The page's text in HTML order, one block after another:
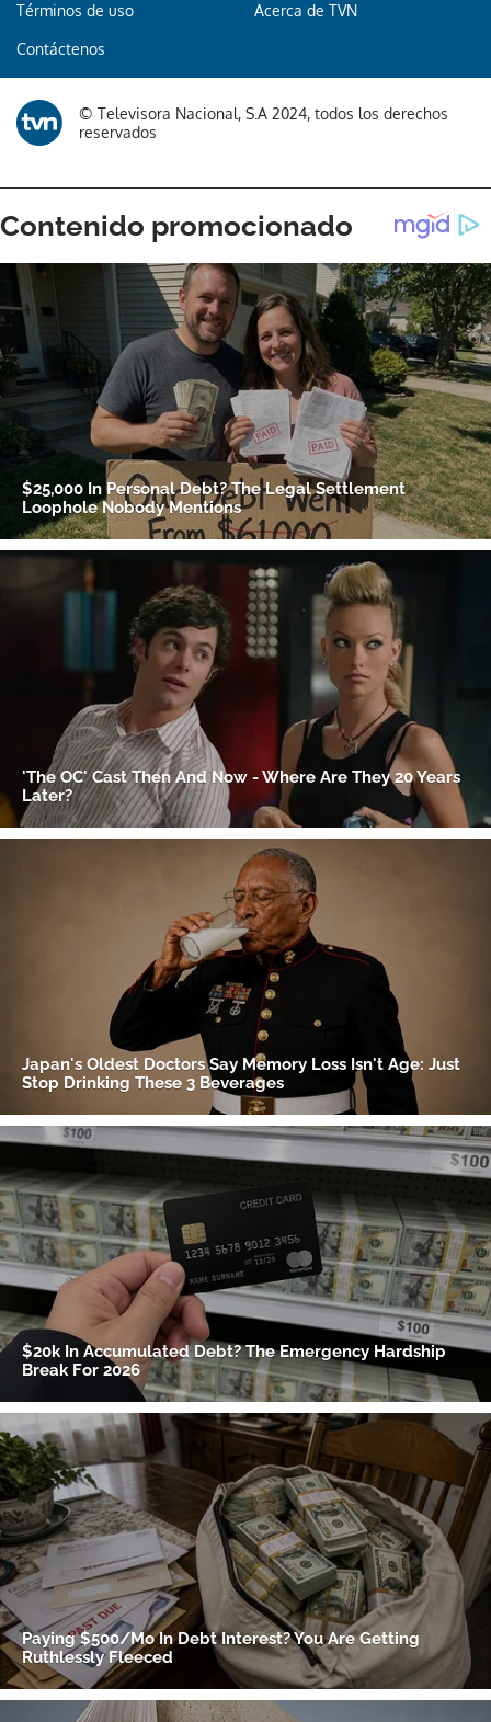
Términos de uso Acerca de TVN
Contáctenos
© Televisora Nacional, S.A 2024, todos los derechos
reservados